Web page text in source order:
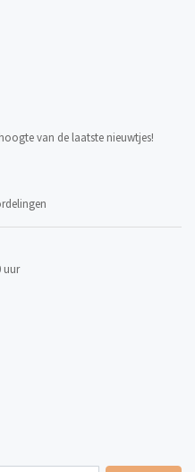
van de laatste nieuwtjes!
uur